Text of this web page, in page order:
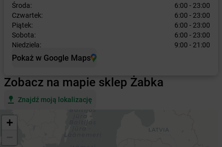
Środa:
6:00 - 23:00
Czwartek:
6:00 - 23:00
Piątek:
6:00 - 23:00
Sobota:
6:00 - 23:00
Niedziela:
9:00 - 21:00
Pokaż w Google Maps
Zobacz na mapie sklep Żabka
Znajdź moją lokalizację
+